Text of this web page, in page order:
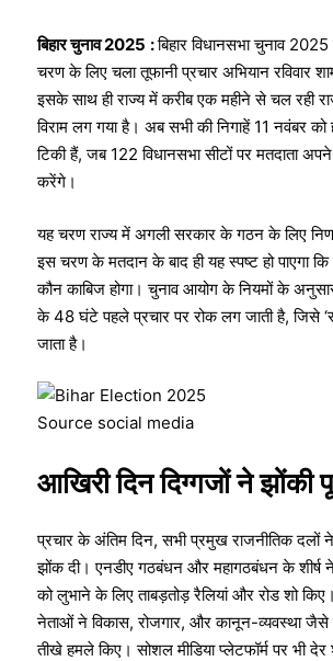
बिहार चुनाव 2025 :बिहार विधानसभा चुनाव
चरण के लिए चला तूफानी प्रचार अभियान रविवार
इसके साथ ही राज्य में करीब एक महीने से चल रही
विराम लग गया है। अब सभी की निगाहें 11 नवंबर को
टिकी हैं, जब 122 विधानसभा सीटों पर मतदाता अपने
करेंगे।
यह चरण राज्य में अगली सरकार के गठन के लिए
इस चरण के मतदान के बाद ही यह स्पष्ट हो पाएगा कि
कौन काबिज होगा। चुनाव आयोग के नियमों के
के 48 घंटे पहले प्रचार पर रोक लग जाती है, जिसे
जाता है।
Source social media
आखिरी दिन दिग्गजों ने झोंकी
प्रचार के अंतिम दिन, सभी प्रमुख राजनीतिक दलों
झोंक दी। एनडीए गठबंधन और महागठबंधन के शीर्ष
को लुभाने के लिए ताबड़तोड़ रैलियां और रोड शो
नेताओं ने विकास, रोजगार, और कानून-व्यवस्था जैसे
तीखे हमले किए। सोशल मीडिया प्लेटफॉर्म पर भी देर